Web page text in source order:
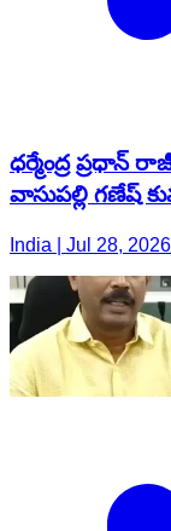
ధర్మేంద్ర
వాసుపల్లి గణేష్
India | Jul 28, 2026